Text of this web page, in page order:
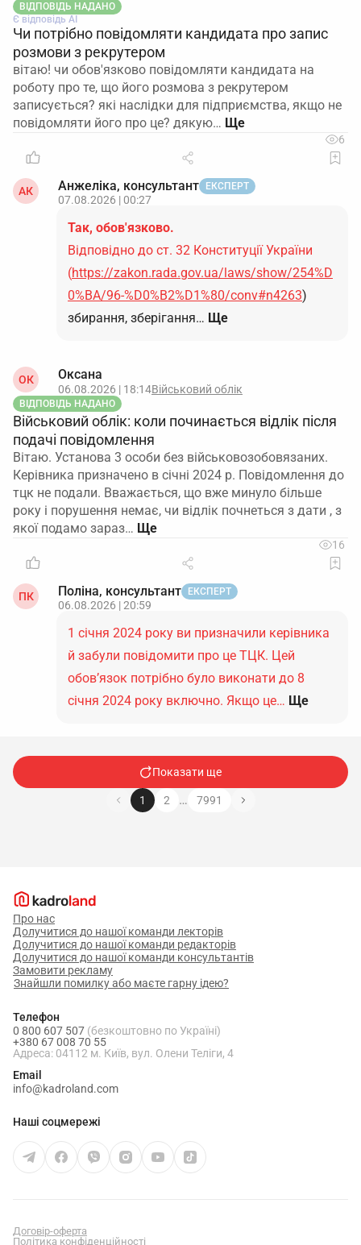
ВІДПОВІДЬ НАДАНО
Є відповідь АІ
Чи потрібно повідомляти кандидата про запис
розмови з рекрутером
вітаю! чи обов'язково повідомляти кандидата на
роботу про те, що його розмова з рекрутером
записується? які наслідки для підприємства, якщо не
повідомляти його про це? дякую…
6
АК Анжеліка, консультант ЕКСПЕРТ
07.08.2026 | 00:27
Так, обов'язково.
Відповідно до ст. 32 Конституції України
(https://zakon.rada.gov.ua/laws/show/254%D
0%BA/96-%D0%B2%D1%80/conv#n4263)
збирання, зберігання… Ще
ОК Оксана
06.08.2026 | 18:14Військовий облік
ВІДПОВІДЬ НАДАНО
Військовий облік: коли починається відлік після
подачі повідомлення
Вітаю. Установа 3 особи без військовозобовязаних.
Керівника призначено в січні 2024 р. Повідомлення до
тцк не подали. Вважається, що вже минуло більше
року і порушення немає, чи відлік почнеться з дати , з
якої подамо зараз…
16
ПК Поліна, консультант ЕКСПЕРТ
06.08.2026 | 20:59
1 січня 2024 року ви призначили керівника
й забули повідомити про це ТЦК. Цей
обов’язок потрібно було виконати до 8
січня 2024 року включно. Якщо це… Ще
Показати ще
1 2 … 7991
Про нас
Долучитися до нашої команди лекторів
Долучитися до нашої команди редакторів
Долучитися до нашої команди консультантів
Замовити рекламу
Знайшли помилку або маєте гарну ідею?
Телефон
0 800 607 507 (безкоштовно по Україні)
+380 67 008 70 55
Адреса: 04112 м. Київ, вул. Олени Теліги, 4
Email
info@kadroland.com
Наші соцмережі
Договір-оферта
Політика конфіденційності